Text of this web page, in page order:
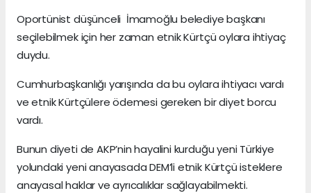
Oportünist düşünceli İmamoğlu belediye başkanı
seçilebilmek için her zaman etnik Kürtçü oylara ihtiyaç
duydu.
Cumhurbaşkanlığı yarışında da bu oylara ihtiyacı vardı
ve etnik Kürtçülere ödemesi gereken bir diyet borcu
vardı.
Bunun diyeti de AKP’nin hayalini kurduğu yeni Türkiye
yolundaki yeni anayasada DEM’li etnik Kürtçü isteklere
anayasal haklar ve ayrıcalıklar sağlayabilmekti.